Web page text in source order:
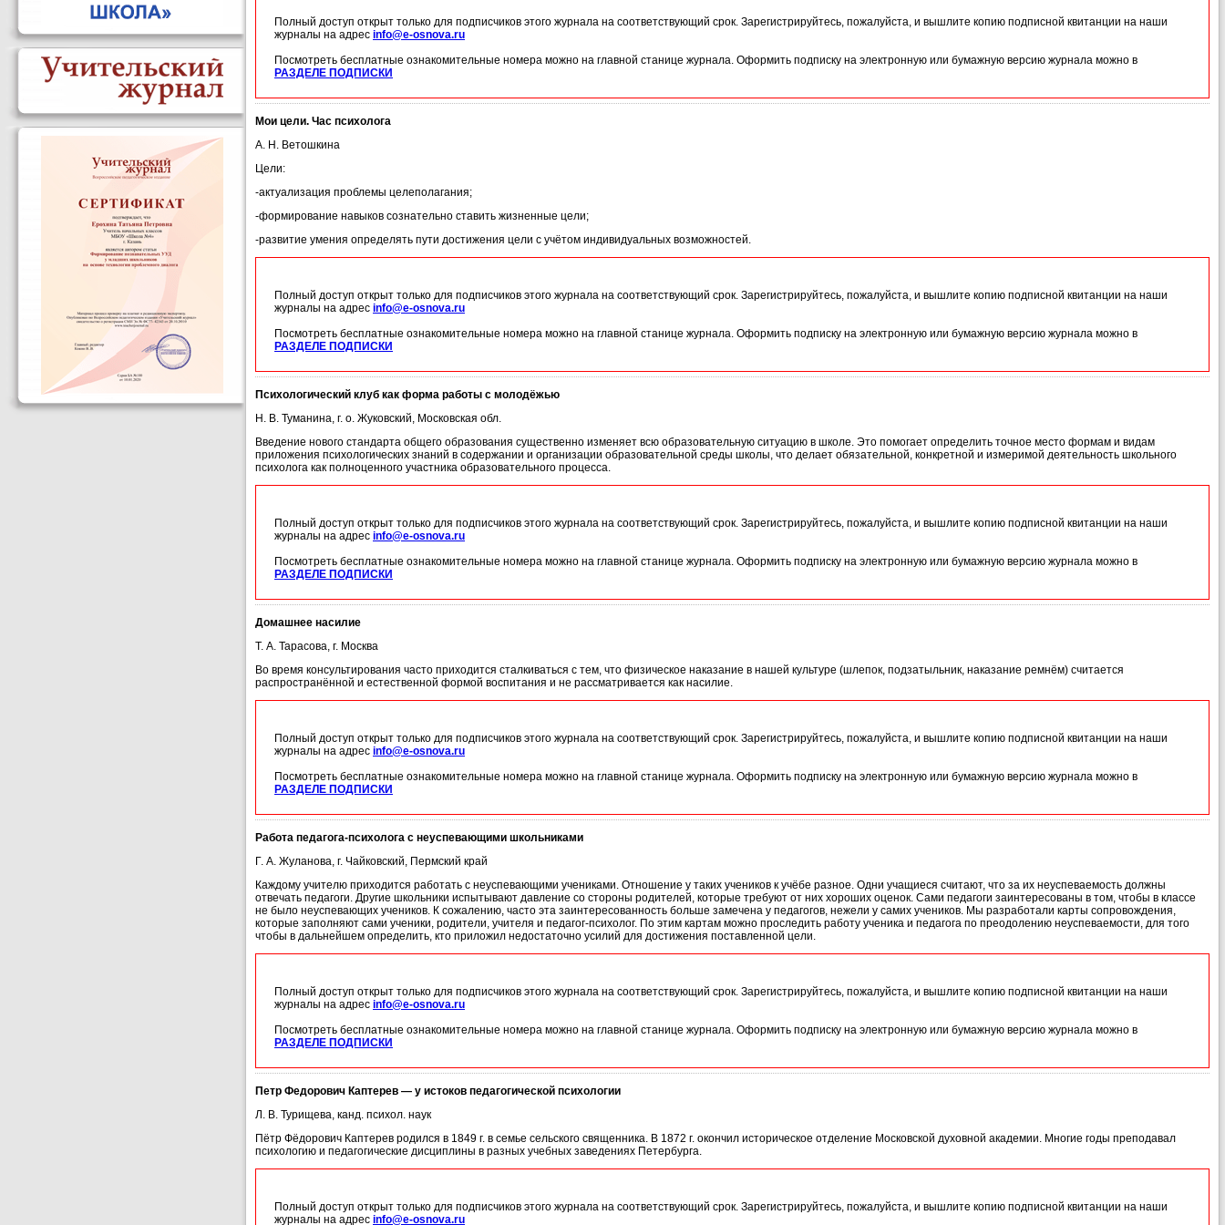
Полный доступ открыт только для подписчиков этого журнала на соответствующий срок. Зарегистрируйтесь, пожалуйста, и вышлите копию подписной квитанции на наши
журналы на адрес info@e-osnova.ru
Посмотреть бесплатные ознакомительные номера можно на главной станице журнала. Оформить подписку на электронную или бумажную версию журнала можно в
РАЗДЕЛЕ ПОДПИСКИ
Мои цели. Час психолога
А. Н. Ветошкина
Цели:
-актуализация проблемы целеполагания;
-формирование навыков сознательно ставить жизненные цели;
-развитие умения определять пути достижения цели с учётом индивидуальных возможностей.
Полный доступ открыт только для подписчиков этого журнала на соответствующий срок. Зарегистрируйтесь, пожалуйста, и вышлите копию подписной квитанции на наши
журналы на адрес info@e-osnova.ru
Посмотреть бесплатные ознакомительные номера можно на главной станице журнала. Оформить подписку на электронную или бумажную версию журнала можно в
РАЗДЕЛЕ ПОДПИСКИ
Психологический клуб как форма работы с молодёжью
Н. В. Туманина, г. о. Жуковский, Московская обл.
Введение нового стандарта общего образования существенно изменяет всю образовательную ситуацию в школе. Это помогает определить точное место формам и видам
приложения психологических знаний в содержании и организации образовательной среды школы, что делает обязательной, конкретной и измеримой деятельность школьного
психолога как полноценного участника образовательного процесса.
Полный доступ открыт только для подписчиков этого журнала на соответствующий срок. Зарегистрируйтесь, пожалуйста, и вышлите копию подписной квитанции на наши
журналы на адрес info@e-osnova.ru
Посмотреть бесплатные ознакомительные номера можно на главной станице журнала. Оформить подписку на электронную или бумажную версию журнала можно в
РАЗДЕЛЕ ПОДПИСКИ
Домашнее насилие
Т. А. Тарасова, г. Москва
Во время консультирования часто приходится сталкиваться с тем, что физическое наказание в нашей культуре (шлепок, подзатыльник, наказание ремнём) считается
распространённой и естественной формой воспитания и не рассматривается как насилие.
Полный доступ открыт только для подписчиков этого журнала на соответствующий срок. Зарегистрируйтесь, пожалуйста, и вышлите копию подписной квитанции на наши
журналы на адрес info@e-osnova.ru
Посмотреть бесплатные ознакомительные номера можно на главной станице журнала. Оформить подписку на электронную или бумажную версию журнала можно в
РАЗДЕЛЕ ПОДПИСКИ
Работа педагога-психолога с неуспевающими школьниками
Г. А. Жуланова, г. Чайковский, Пермский край
Каждому учителю приходится работать с неуспевающими учениками. Отношение у таких учеников к учёбе разное. Одни учащиеся считают, что за их неуспеваемость должны
отвечать педагоги. Другие школьники испытывают давление со стороны родителей, которые требуют от них хороших оценок. Сами педагоги заинтересованы в том, чтобы в классе
не было неуспевающих учеников. К сожалению, часто эта заинтересованность больше замечена у педагогов, нежели у самих учеников. Мы разработали карты сопровождения,
которые заполняют сами ученики, родители, учителя и педагог-психолог. По этим картам можно проследить работу ученика и педагога по преодолению неуспеваемости, для того
чтобы в дальнейшем определить, кто приложил недостаточно усилий для достижения поставленной цели.
Полный доступ открыт только для подписчиков этого журнала на соответствующий срок. Зарегистрируйтесь, пожалуйста, и вышлите копию подписной квитанции на наши
журналы на адрес info@e-osnova.ru
Посмотреть бесплатные ознакомительные номера можно на главной станице журнала. Оформить подписку на электронную или бумажную версию журнала можно в
РАЗДЕЛЕ ПОДПИСКИ
Петр Федорович Каптерев — у истоков педагогической психологии
Л. В. Турищева, канд. психол. наук
Пётр Фёдорович Каптерев родился в 1849 г. в семье сельского священника. В 1872 г. окончил историческое отделение Московской духовной академии. Многие годы преподавал
психологию и педагогические дисциплины в разных учебных заведениях Петербурга.
Полный доступ открыт только для подписчиков этого журнала на соответствующий срок. Зарегистрируйтесь, пожалуйста, и вышлите копию подписной квитанции на наши
журналы на адрес info@e-osnova.ru